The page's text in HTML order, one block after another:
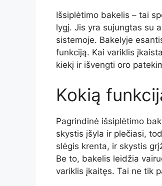
Išsiplėtimo bakelis – tai
lygį. Jis yra sujungtas su
sistemoje. Bakelyje
funkciją. Kai variklis
kiekį ir išvengti oro
Kokią
Pagrindinė išsiplėtimo
skystis įšyla ir plečiasi,
slėgis krenta, ir skystis
Be to, bakelis leidžia
variklis įkaitęs. Tai ne tik